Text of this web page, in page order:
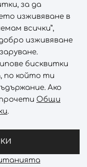
запазени
за да
изживяване в
всички”,
изживяване
бисквитки
по който ти
Ако
Общи
.